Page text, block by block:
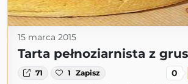
15 marca 2015
Tarta pełnoziarnista z
71 1 Zapisz 0